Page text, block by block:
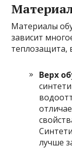
Материалы
зависит
теплозащита,
Верх
лучше